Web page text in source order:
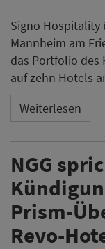
Signo Hospitality
Mannheim am
das Portfolio
auf zehn Hotels
Weiterlesen
NGG
Prism-
Revo-